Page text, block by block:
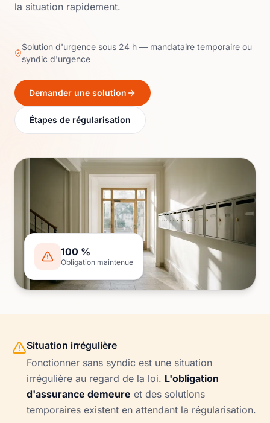
la situation rapidement.
Solution d'urgence sous 24 h — mandataire temporaire ou
syndic d'urgence
Demander une solution
Étapes de régularisation
100 %
Obligation maintenue
Situation irrégulière
Fonctionner sans syndic est une situation
irrégulière au regard de la loi. L'obligation
d'assurance demeure et des solutions
temporaires existent en attendant la régularisation.